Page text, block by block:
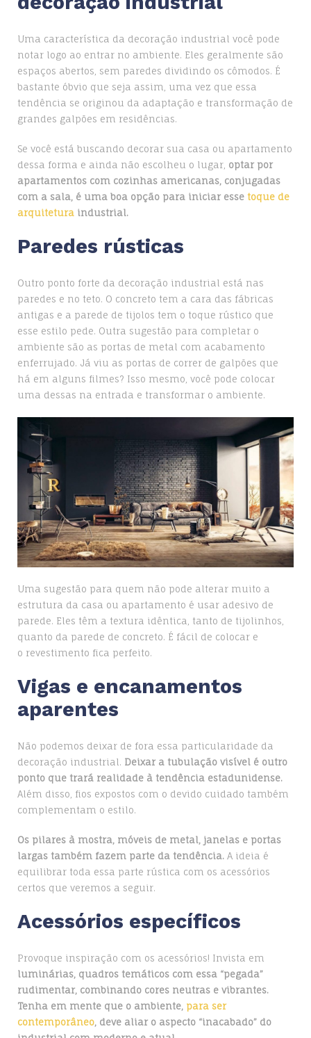
Uma característica da decoração industrial você pode
notar logo ao entrar no ambiente. Eles geralmente são
espaços abertos, sem paredes dividindo os cômodos. É
bastante óbvio que seja assim, uma vez que essa
tendência se originou da adaptação e transformação de
grandes galpões em residências.
Se você está buscando decorar sua casa ou apartamento
dessa forma e ainda não escolheu o lugar, optar por
apartamentos com cozinhas americanas, conjugadas
com a sala, é uma boa opção para iniciar esse toque de
arquitetura industrial.
Paredes rústicas
Outro ponto forte da decoração industrial está nas
paredes e no teto. O concreto tem a cara das fábricas
antigas e a parede de tijolos tem o toque rústico que
esse estilo pede. Outra sugestão para completar o
ambiente são as portas de metal com acabamento
enferrujado. Já viu as portas de correr de galpões que
há em alguns filmes? Isso mesmo, você pode colocar
uma dessas na entrada e transformar o ambiente.
Uma sugestão para quem não pode alterar muito a
estrutura da casa ou apartamento é usar adesivo de
parede. Eles têm a textura idêntica, tanto de tijolinhos,
quanto da parede de concreto. É fácil de colocar e
o revestimento fica perfeito.
Vigas e encanamentos
aparentes
Não podemos deixar de fora essa particularidade da
decoração industrial. Deixar a tubulação visível é outro
ponto que trará realidade à tendência estadunidense.
Além disso, fios expostos com o devido cuidado também
complementam o estilo.
Os pilares à mostra, móveis de metal, janelas e portas
largas também fazem parte da tendência. A ideia é
equilibrar toda essa parte rústica com os acessórios
certos que veremos a seguir.
Acessórios específicos
Provoque inspiração com os acessórios! Invista em
luminárias, quadros temáticos com essa “pegada”
rudimentar, combinando cores neutras e vibrantes.
Tenha em mente que o ambiente, para ser
contemporâneo, deve aliar o aspecto “inacabado” do